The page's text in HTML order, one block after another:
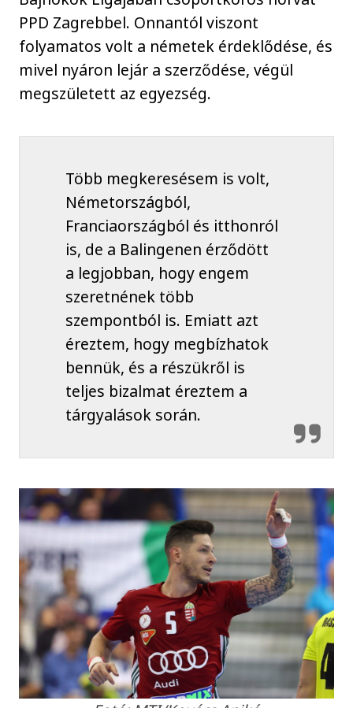
PPD Zagrebbel. Onnantól viszont
folyamatos volt a németek érdeklődése, és
mivel nyáron lejár a szerződése, végül
megszületett az egyezség.
Több megkeresésem is volt,
Németországból,
Franciaországból és itthonról
is, de a Balingenen érződött
a legjobban, hogy engem
szeretnének több
szempontból is. Emiatt azt
éreztem, hogy megbízhatok
bennük, és a részükről is
teljes bizalmat éreztem a
tárgyalások során.